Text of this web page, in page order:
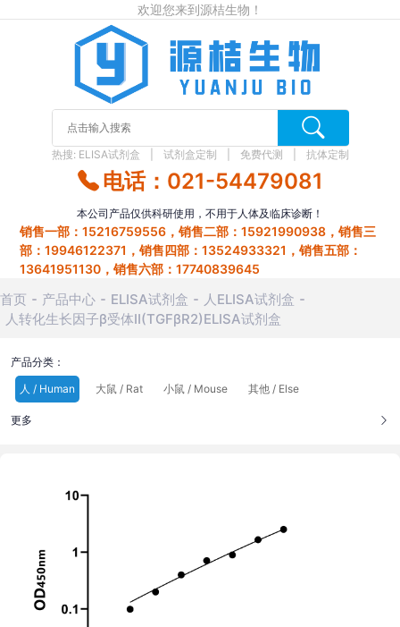
欢迎您来到源桔生物！
热搜: ELISA试剂盒 试剂盒定制 免费代测 抗体定制
电话：021-54479081
本公司产品仅供科研使用，不用于人体及临床诊断！
销售一部：15216759556，销售二部：15921990938，销售三
部：19946122371，销售四部：13524933321，销售五部：
13641951130，销售六部：17740839645
首页 产品中心 ELISA试剂盒
人ELISA试剂盒
人转化生长因子β受体Ⅱ(TGFβR2)ELISA试剂盒
产品分类：
人 / Human
大鼠 / Rat 小鼠 / Mouse 其他 / Else
更多